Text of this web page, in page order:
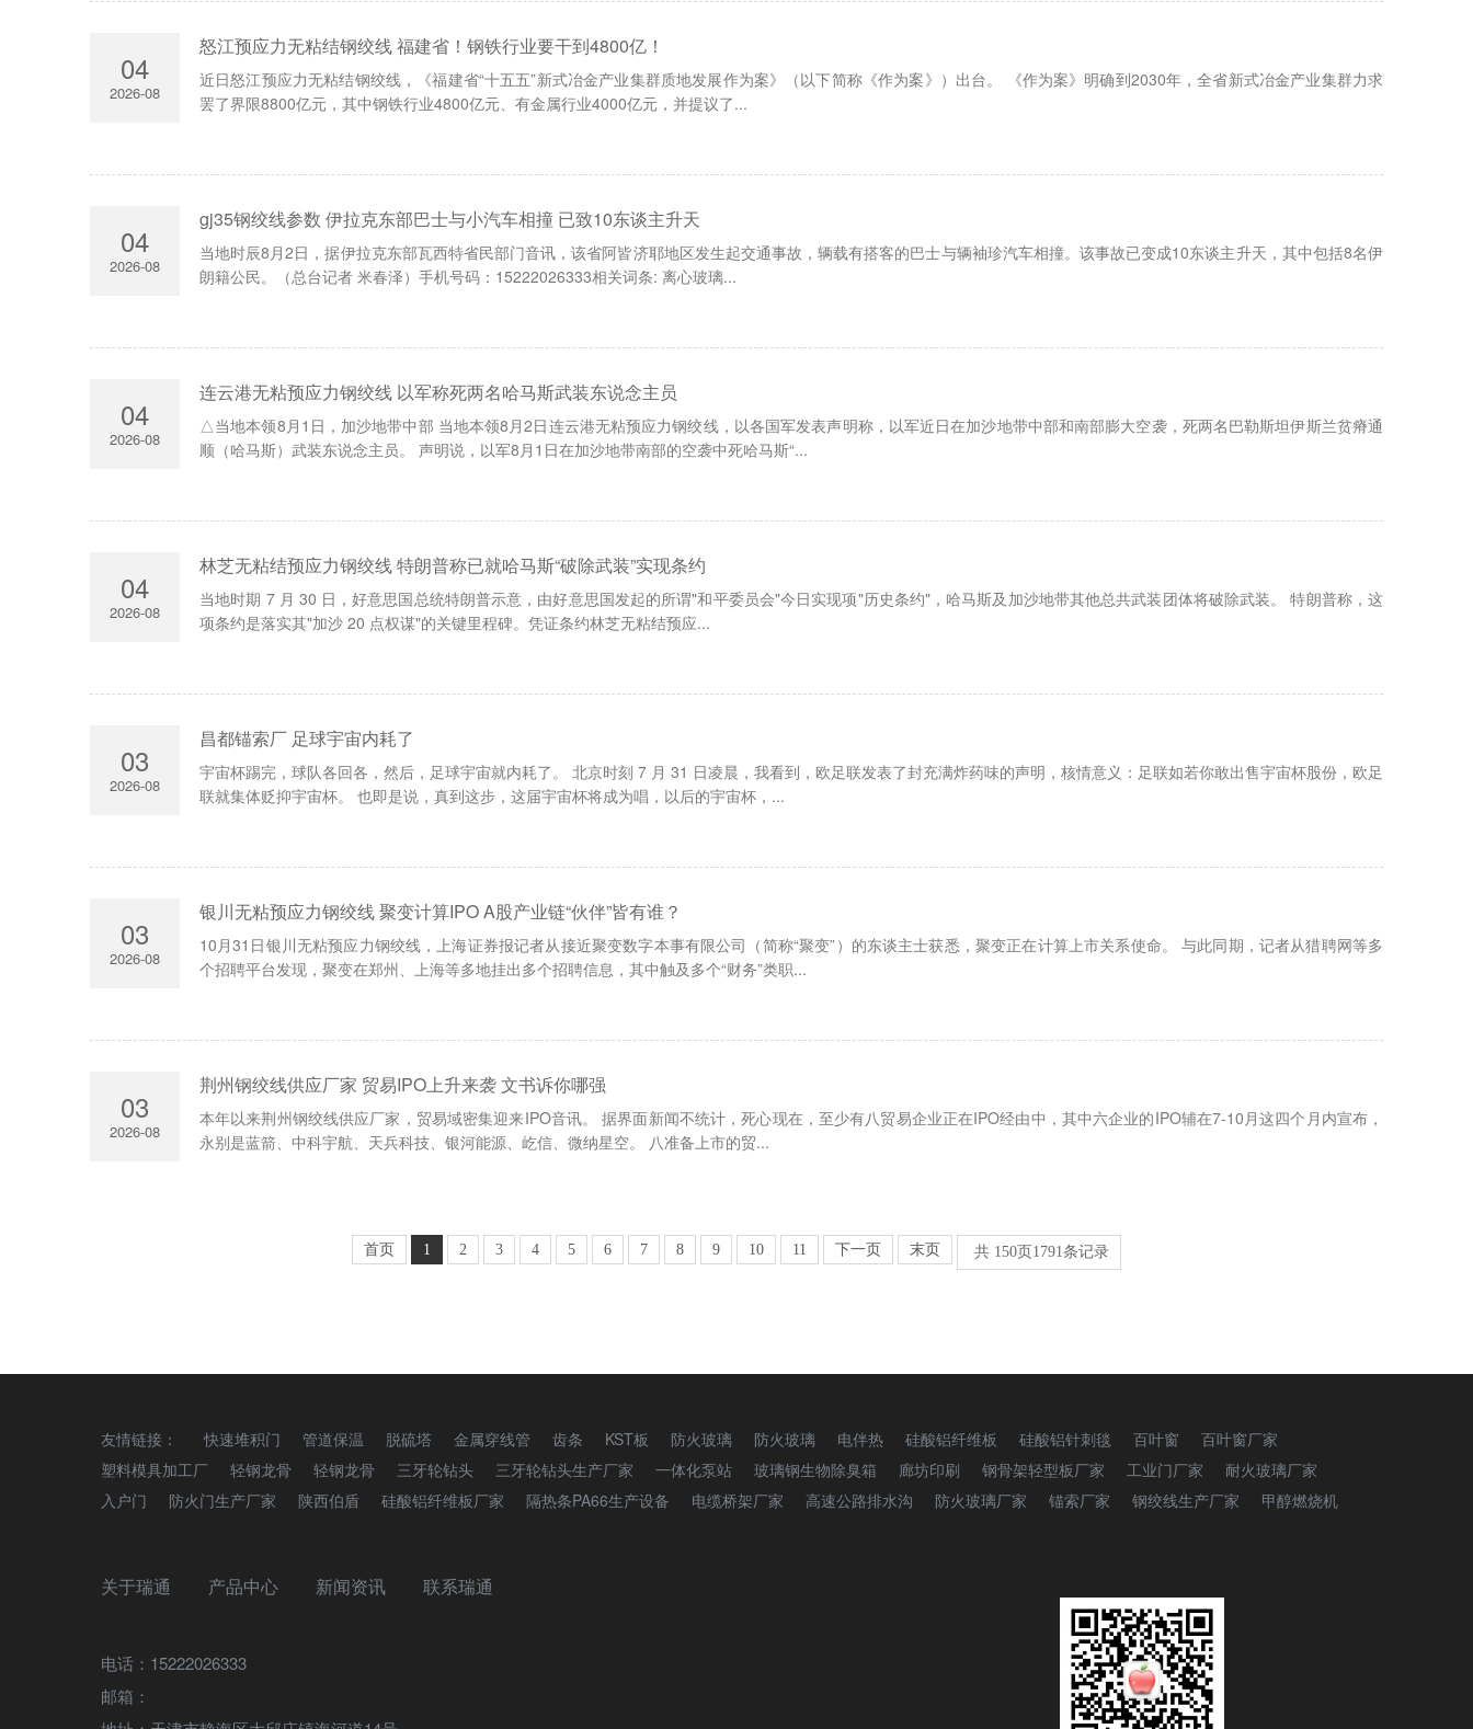
04
2026-08
怒江预应力无粘结钢绞线 福建省！钢铁行业要干到4800亿！
近日怒江预应力无粘结钢绞线，《福建省“十五五”新式冶金产业集群质地发展作为案》（以下简称《作为案》）出台。 《作为案》明确到2030年，全省新式冶金产业集群力求
罢了界限8800亿元，其中钢铁行业4800亿元、有金属行业4000亿元，并提议了...
04
2026-08
gj35钢绞线参数 伊拉克东部巴士与小汽车相撞 已致10东谈主升天
当地时辰8月2日，据伊拉克东部瓦西特省民部门音讯，该省阿皆济耶地区发生起交通事故，辆载有搭客的巴士与辆袖珍汽车相撞。该事故已变成10东谈主升天，其中包括8名伊
朗籍公民。（总台记者 米春泽）手机号码：15222026333相关词条: 离心玻璃...
04
2026-08
连云港无粘预应力钢绞线 以军称死两名哈马斯武装东说念主员
△当地本领8月1日，加沙地带中部 当地本领8月2日连云港无粘预应力钢绞线，以各国军发表声明称，以军近日在加沙地带中部和南部膨大空袭，死两名巴勒斯坦伊斯兰贫瘠通
顺（哈马斯）武装东说念主员。 声明说，以军8月1日在加沙地带南部的空袭中死哈马斯“...
04
2026-08
林芝无粘结预应力钢绞线 特朗普称已就哈马斯“破除武装”实现条约
当地时期 7 月 30 日，好意思国总统特朗普示意，由好意思国发起的所谓"和平委员会"今日实现项"历史条约"，哈马斯及加沙地带其他总共武装团体将破除武装。 特朗普称，这
项条约是落实其"加沙 20 点权谋"的关键里程碑。凭证条约林芝无粘结预应...
03
2026-08
昌都锚索厂 足球宇宙内耗了
宇宙杯踢完，球队各回各，然后，足球宇宙就内耗了。 北京时刻 7 月 31 日凌晨，我看到，欧足联发表了封充满炸药味的声明，核情意义：足联如若你敢出售宇宙杯股份，欧足
联就集体贬抑宇宙杯。 也即是说，真到这步，这届宇宙杯将成为唱，以后的宇宙杯，...
03
2026-08
银川无粘预应力钢绞线 聚变计算IPO A股产业链“伙伴”皆有谁？
10月31日银川无粘预应力钢绞线，上海证券报记者从接近聚变数字本事有限公司（简称“聚变”）的东谈主士获悉，聚变正在计算上市关系使命。 与此同期，记者从猎聘网等多
个招聘平台发现，聚变在郑州、上海等多地挂出多个招聘信息，其中触及多个“财务”类职...
03
2026-08
荆州钢绞线供应厂家 贸易IPO上升来袭 文书诉你哪强
本年以来荆州钢绞线供应厂家，贸易域密集迎来IPO音讯。 据界面新闻不统计，死心现在，至少有八贸易企业正在IPO经由中，其中六企业的IPO辅在7-10月这四个月内宣布，
永别是蓝箭、中科宇航、天兵科技、银河能源、屹信、微纳星空。 八准备上市的贸...
首页 1 2 3 4 5 6 7 8 9 10 11 下一页 末页 共 150页 1791条记录
友情链接： 快速堆积门 管道保温 脱硫塔 金属穿线管 齿条 KST板 防火玻璃 防火玻璃 电伴热 硅酸铝纤维板 硅酸铝针刺毯 百叶窗
百叶窗厂家
塑料模具加工厂
轻钢龙骨 轻钢龙骨 三牙轮钻头 三牙轮钻头生产厂家 一体化泵站 玻璃钢生物除臭箱 廊坊印刷 钢骨架轻型板厂家 工业门厂家
耐火玻璃厂家
入户门
防火门生产厂家 陕西伯盾 硅酸铝纤维板厂家 隔热条PA66生产设备 电缆桥架厂家 高速公路排水沟 防火玻璃厂家 锚索厂家 钢绞线生产厂家 甲醇燃烧机
关于瑞通 产品中心 新闻资讯 联系瑞通
电话：15222026333
邮箱：